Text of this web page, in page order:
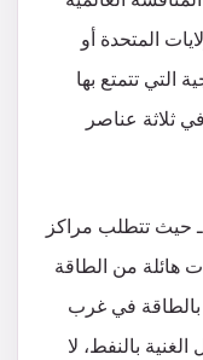
المتحدة أو
التي تتمتع بها
ثلاثة عناصر
ـ حيث تتطلب مراكز
هائلة من الطاقة
بالطاقة في غرب
بالنفط، لا